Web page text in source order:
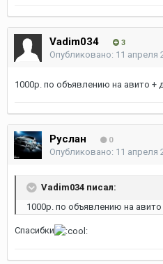
Vadim034 3
Опубликовано: 11 апреля
1000р. по объявлению на авито +
Руслан 0
Опубликовано: 11 апреля
Vadim034 писал:
1000р. по объявлению на
Спасибки